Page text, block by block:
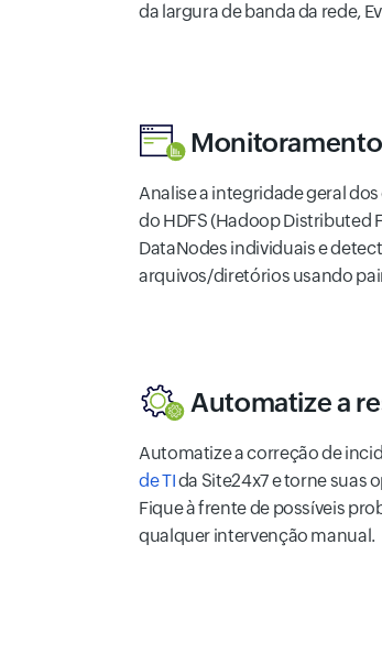
da largura de banda da rede,
Analise a integridade geral
do HDFS (Hadoop Distributed
DataNodes individuais e
arquivos/diretórios usando
Automatize a
Automatize a correção de
de TIda Site24x7 e torne suas
Fique à frente de possíveis
qualquer intervenção manual.